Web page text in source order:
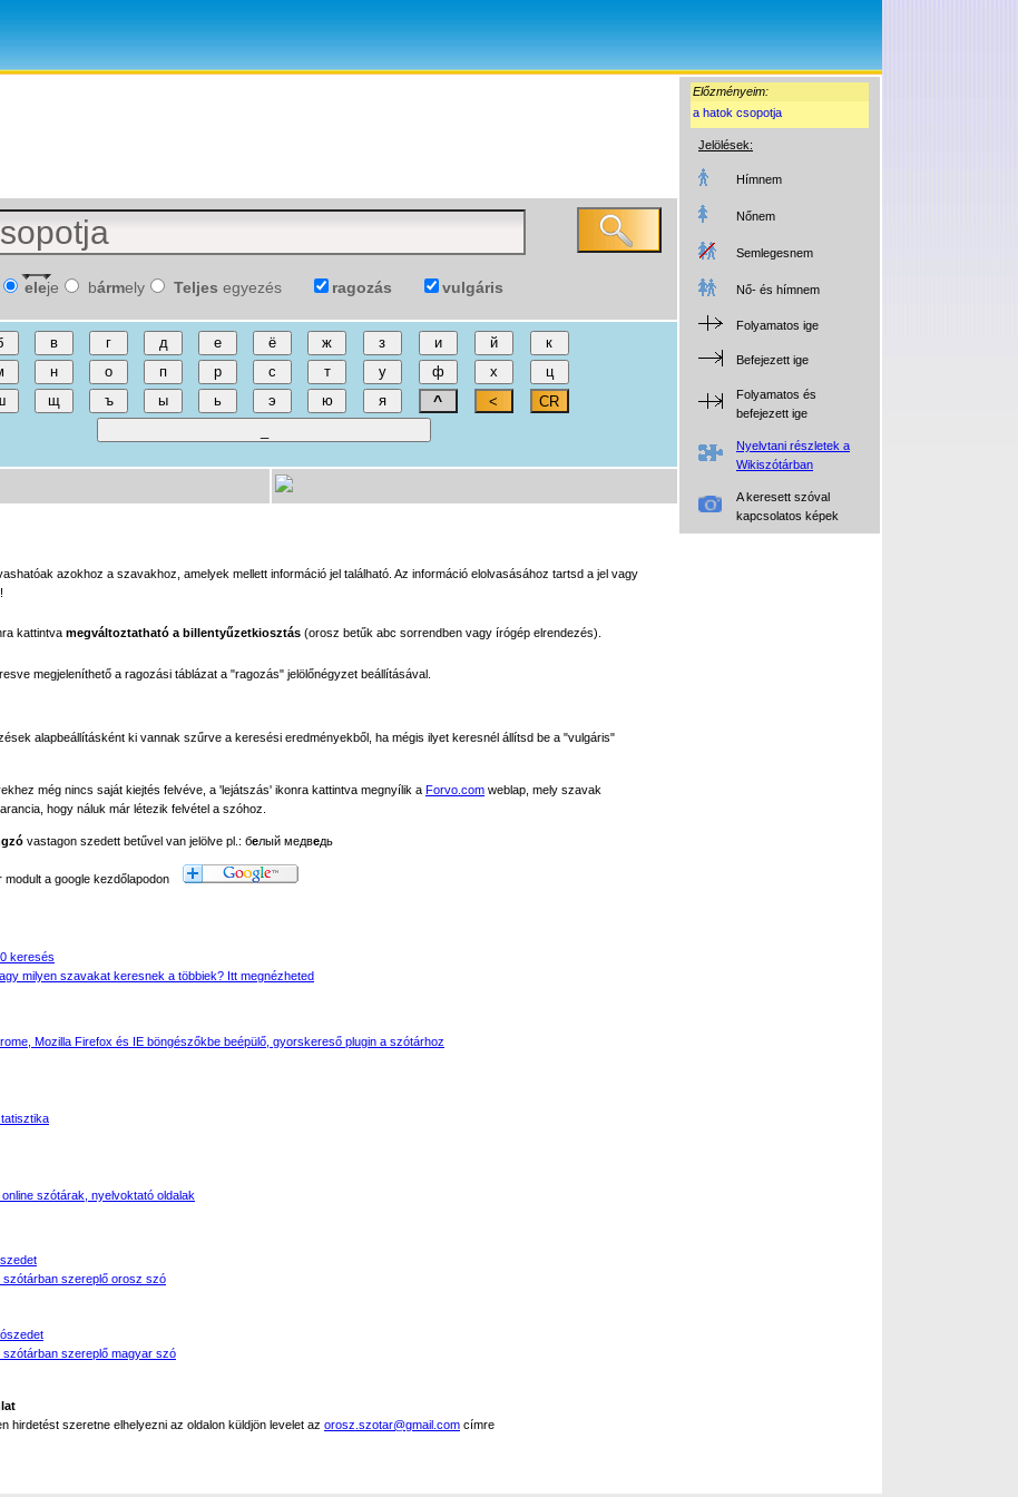
Előzményeim:
a hatok csopotja
Jelölések:
Hímnem
Nőnem
Semlegesnem
Nő- és hímnem
Folyamatos ige
Befejezett ige
Folyamatos és
befejezett ige
Nyelvtani részletek a
Wikiszótárban
A keresett szóval
kapcsolatos képek
eleje bármely Teljes egyezés ragozás vulgáris
azokhoz a szavakhoz, amelyek mellett információ jel található. Az információ elolvasásához tartsd a jel vagy
kattintva megváltoztatható a billentyűzetkiosztás (orosz betűk abc sorrendben vagy írógép elrendezés).
megjeleníthető a ragozási táblázat a "ragozás" jelölőnégyzet beállításával.
alapbeállításként ki vannak szűrve a keresési eredményekből, ha mégis ilyet keresnél állítsd be a "vulgáris"
még nincs saját kiejtés felvéve, a 'lejátszás' ikonra kattintva megnyílik a Forvo.com weblap, mely szavak
hogy náluk már létezik felvétel a szóhoz.
vastagon szedett betűvel van jelölve pl.: белый медведь
modult a google kezdőlapodon
keresés
milyen szavakat keresnek a többiek? Itt megnézheted
Mozilla Firefox és IE böngészőkbe beépülő, gyorskereső plugin a szótárhoz
online szótárak, nyelvoktató oldalak
szereplő orosz szó
szereplő magyar szó
hirdetést szeretne elhelyezni az oldalon küldjön levelet az orosz.szotar@gmail.com címre